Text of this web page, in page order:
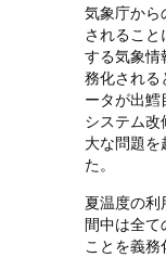
気象庁から
されること
する気象情
務化される
ータが出鱈
システム改
大な問題を
た。
夏温度の利
間中は全て
ことを義務